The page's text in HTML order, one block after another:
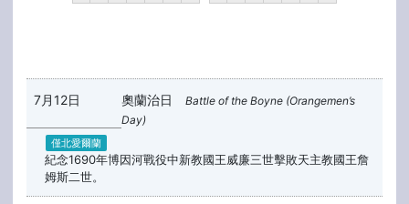
7月12日 奧蘭治日
Battle of the Boyne (Orangemen’s
Day)
僅北愛爾蘭
紀念1690年博因河戰役中新教國王威廉三世擊敗天主教國王詹
姆斯二世。